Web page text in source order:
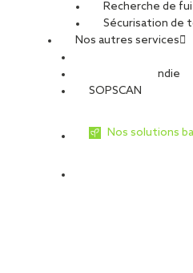
Recherche de
Sécurisation de
Nos autres services
Sécurité Incendie
SOPSCAN
Nos solutions